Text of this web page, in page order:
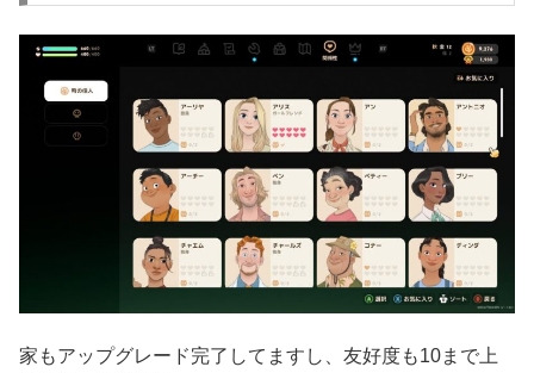
家もアップグレード完了してますし、友好度も10まで上